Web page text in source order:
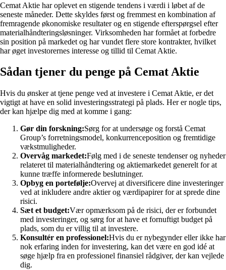
Cemat Aktie har oplevet en stigende tendens i værdi i løbet af de
seneste måneder. Dette skyldes først og fremmest en kombination af
fremragende økonomiske resultater og en stigende efterspørgsel efter
materialhåndteringsløsninger. Virksomheden har formået at forbedre
sin position på markedet og har vundet flere store kontrakter, hvilket
har øget investorernes interesse og tillid til Cemat Aktie.
Sådan tjener du penge på Cemat Aktie
Hvis du ønsker at tjene penge ved at investere i Cemat Aktie, er det
vigtigt at have en solid investeringsstrategi på plads. Her er nogle tips,
der kan hjælpe dig med at komme i gang:
Gør din forskning:Sørg for at undersøge og forstå Cemat
Group’s forretningsmodel, konkurrenceposition og fremtidige
vækstmuligheder.
Overvåg markedet:Følg med i de seneste tendenser og nyheder
relateret til materialhåndtering og aktiemarkedet generelt for at
kunne træffe informerede beslutninger.
Opbyg en portefølje:Overvej at diversificere dine investeringer
ved at inkludere andre aktier og værdipapirer for at sprede dine
risici.
Sæt et budget:Vær opmærksom på de risici, der er forbundet
med investeringer, og sørg for at have et fornuftigt budget på
plads, som du er villig til at investere.
Konsultér en professionel:Hvis du er nybegynder eller ikke har
nok erfaring inden for investering, kan det være en god idé at
søge hjælp fra en professionel finansiel rådgiver, der kan vejlede
dig.